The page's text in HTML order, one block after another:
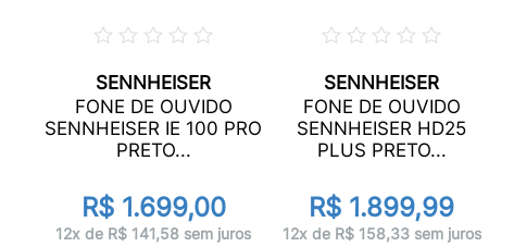
SENNHEISER
FONE DE OUVIDO
SENNHEISER IE 100 PRO
PRETO...
R$ 1.699,00
12x de R$ 141,58 sem juros
SENNHEISER
FONE DE OUVIDO
SENNHEISER HD25
PLUS PRETO...
R$ 1.899,99
12x de R$ 158,33 sem juros